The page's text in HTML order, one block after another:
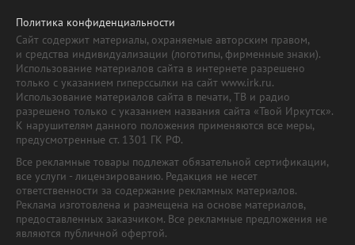
Политика конфиденциальности
Сайт содержит материалы, охраняемые авторским правом,
и средства индивидуализации (логотипы, фирменные знаки).
Использование материалов сайта в интернете разрешено
только с указанием гиперссылки на сайт www.irk.ru.
Использование материалов сайта в печати, ТВ и радио
разрешено только с указанием названия сайта «Твой Иркутск».
К нарушителям данного положения применяются все меры,
предусмотренные ст. 1301 ГК РФ.
Все рекламные товары подлежат обязательной сертификации,
все услуги - лицензированию. Редакция не несет
ответственности за содержание рекламных материалов.
Реклама изготовлена и размещена на основе материалов,
предоставленных заказчиком. Все рекламные предложения не
являются публичной офертой.